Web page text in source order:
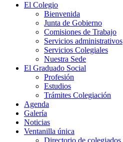
El Colegio
Bienvenida
Junta de Gobierno
Comisiones de Trabajo
Servicios administrativos
Servicios Colegiales
Nuestra Sede
El Graduado Social
Profesión
Estudios
Trámites Colegiación
Agenda
Galería
Noticias
Ventanilla única
Directorio de colegiados